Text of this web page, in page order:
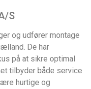
S
og udfører montage
De har
på at sikre optimal
tilbyder både service
hurtige og